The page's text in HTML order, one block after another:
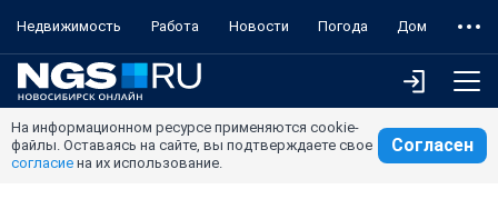
Недвижимость Работа Новости Погода Дом
На информационном ресурсе применяются cookie-
файлы. Оставаясь на сайте, вы подтверждаете свое
согласие на их использование.
Согласен